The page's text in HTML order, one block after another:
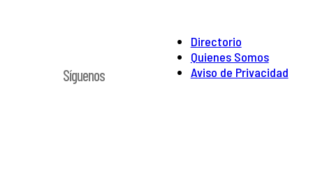
Directorio
Quienes Somos
Aviso de Privacidad
Síguenos